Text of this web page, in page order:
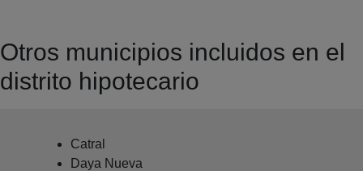
Otros municipios incluidos en el
distrito hipotecario
Catral
Daya Nueva